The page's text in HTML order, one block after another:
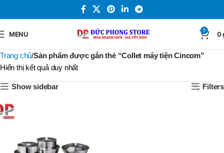
MENU 0 0
Trang chủ Sản phẩm được gắn thẻ “Collet máy tiện Cincom”
Hiển thị kết quả duy nhất
Show sidebar Filters